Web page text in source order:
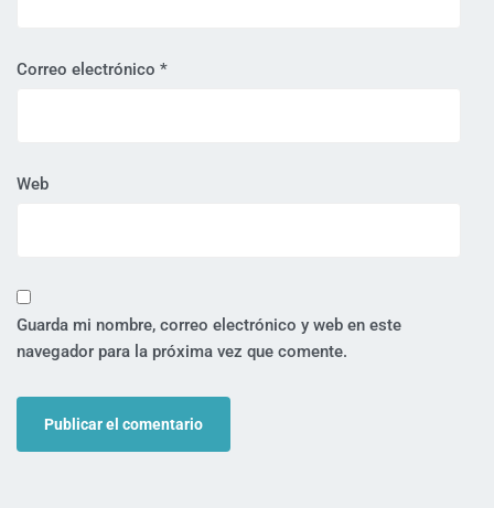
Correo electrónico *
Web
Guarda mi nombre, correo electrónico y web en este
navegador para la próxima vez que comente.